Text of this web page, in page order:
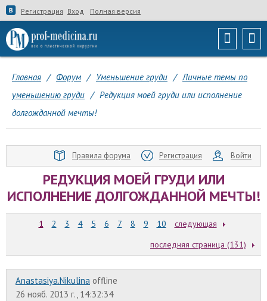
Регистрация Вход Полная версия
Главная / Форум / Уменьшение груди / Личные темы по
уменьшению груди / Редукция моей груди или исполнение
долгожданной мечты!
Правила форума Регистрация Войти
РЕДУКЦИЯ МОЕЙ ГРУДИ ИЛИ
ИСПОЛНЕНИЕ ДОЛГОЖДАННОЙ МЕЧТЫ!
1 2 3 4 5 6 7 8 9 10
следующая
последняя страница (131)
Anastasiya.Nikulina offline
26 нояб. 2013 г., 14:32:34